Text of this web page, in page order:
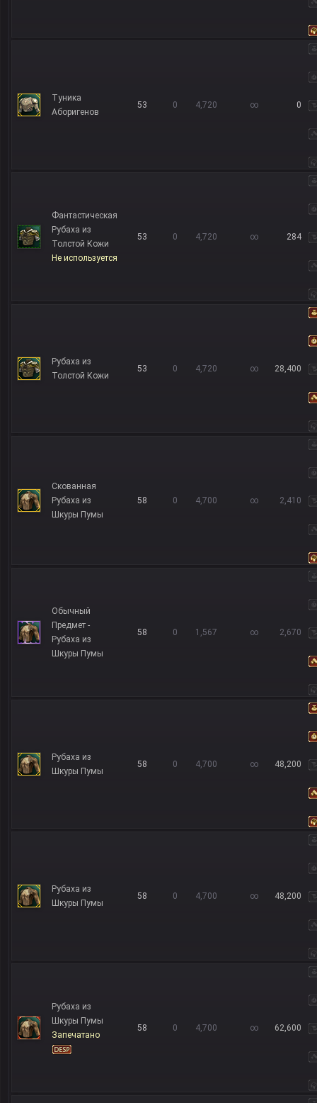
Туника
Аборигенов
53 0 4,720 ∞ 0
Фантастическая
Рубаха из
Толстой Кожи
Не используется
53 0 4,720 ∞ 284
Рубаха из
Толстой Кожи
53 0 4,720 ∞ 28,400
Скованная
Рубаха из
Шкуры Пумы
58 0 4,700 ∞ 2,410
Обычный
Предмет -
Рубаха из
Шкуры Пумы
58 0 1,567 ∞ 2,670
Рубаха из
Шкуры Пумы
58 0 4,700 ∞ 48,200
Рубаха из
Шкуры Пумы
58 0 4,700 ∞ 48,200
Рубаха из
Шкуры Пумы
Запечатано
58 0 4,700 ∞ 62,600